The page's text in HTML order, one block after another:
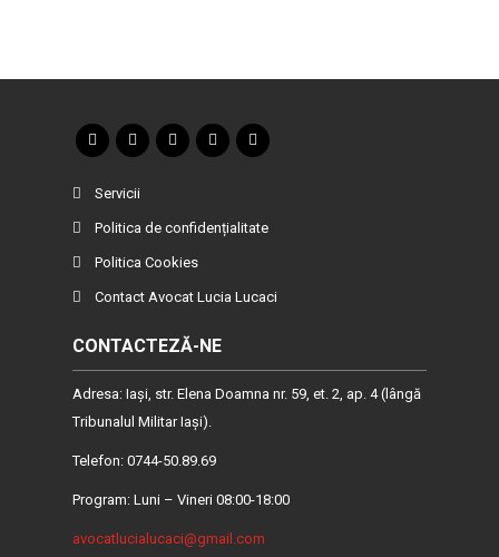
Servicii
Politica de confidențialitate
Politica Cookies
Contact Avocat Lucia Lucaci
CONTACTEZĂ-NE
Adresa: Iaşi, str. Elena Doamna nr. 59, et. 2, ap. 4 (lângă
Tribunalul Militar Iaşi).
Telefon: 0744-50.89.69
Program: Luni – Vineri 08:00-18:00
avocatlucialucaci@gmail.com